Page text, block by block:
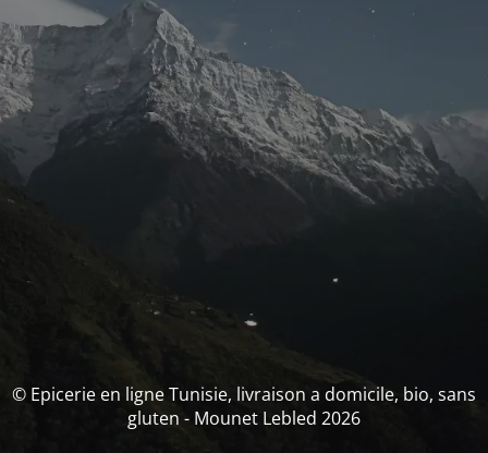
© Epicerie en ligne Tunisie, livraison a domicile, bio, sans
gluten - Mounet Lebled 2026